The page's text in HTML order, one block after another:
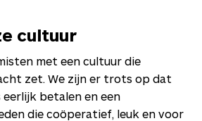
cultuur
met een cultuur die
zet. We zijn er trots op dat
betalen en een
die coöperatief, leuk en voor